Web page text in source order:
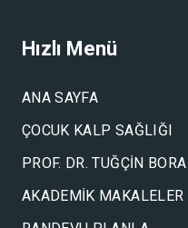
Hızlı Menü
ANA SAYFA
ÇOCUK KALP SAĞLIĞI
PROF. DR. TUĞÇIN
AKADEMIK MAKALELER